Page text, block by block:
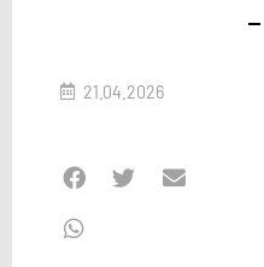
21.04.2026